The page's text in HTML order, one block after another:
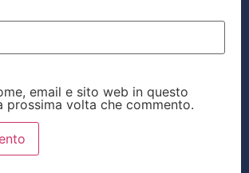
email e sito web in questo
prossima volta che commento.